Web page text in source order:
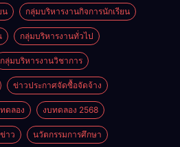
น กลุ่มบริหารงานกิจการนักเรียน
กลุ่มบริหารงานทั่วไป
กลุ่มบริหารงานวิชาการ
ข่าวประกาศจัดซื้อจัดจ้าง
ดลอง งบทดลอง 2568
าว นวัตกรรมการศึกษา